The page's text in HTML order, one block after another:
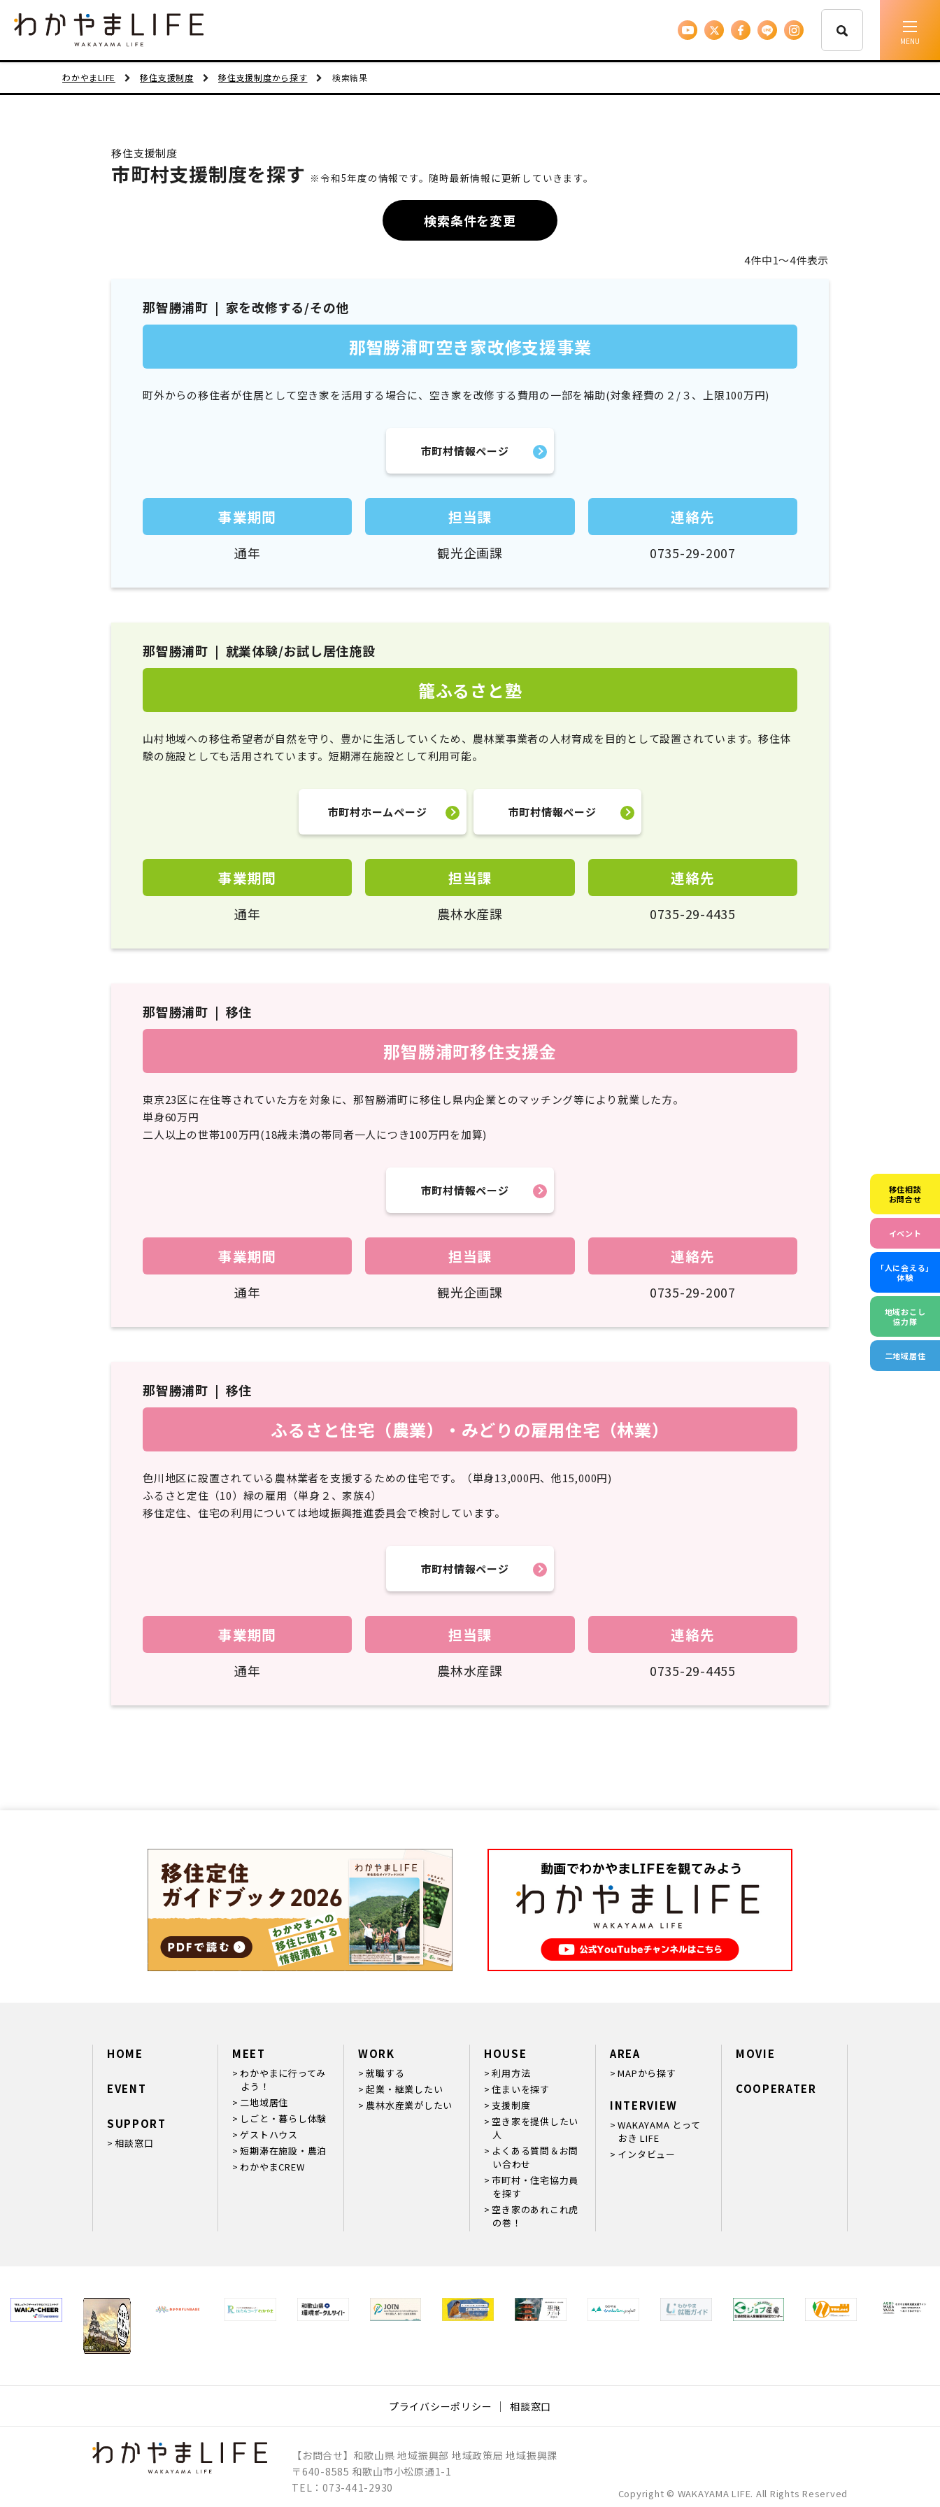
市町村を探す
移住者インタビュー
移住相談
お問合せ
イベント
「人に会える」
体験
地域おこし
協力隊
二地域居住
わかやまLIFE 移住支援制度 移住支援制度から探す 検索結果
移住支援制度
市町村支援制度を探す ※令和5年度の情報です。随時最新情報に更新していきます。
検索条件を変更
4件中1〜4件表示
那智勝浦町 家を改修する/その他
那智勝浦町空き家改修支援事業
町外からの移住者が住居として空き家を活用する場合に、空き家を改修する費用の一部を補助(対象経費の２/３、上限100万円)
市町村情報ページ
事業期間
通年
担当課
観光企画課
連絡先
0735-29-2007
那智勝浦町 就業体験/お試し居住施設
籠ふるさと塾
山村地域への移住希望者が自然を守り、豊かに生活していくため、農林業事業者の人材育成を目的として設置されています。移住体
験の施設としても活用されています。短期滞在施設として利用可能。
市町村ホームページ 市町村情報ページ
事業期間
通年
担当課
農林水産課
連絡先
0735-29-4435
那智勝浦町 移住
那智勝浦町移住支援金
東京23区に在住等されていた方を対象に、那智勝浦町に移住し県内企業とのマッチング等により就業した方。
単身60万円
二人以上の世帯100万円(18歳未満の帯同者一人につき100万円を加算)
市町村情報ページ
事業期間
通年
担当課
観光企画課
連絡先
0735-29-2007
那智勝浦町 移住
ふるさと住宅（農業）・みどりの雇用住宅（林業）
色川地区に設置されている農林業者を支援するための住宅です。（単身13,000円、他15,000円)
ふるさと定住（10）緑の雇用（単身２、家族4）
移住定住、住宅の利用については地域振興推進委員会で検討しています。
市町村情報ページ
事業期間
通年
担当課
農林水産課
連絡先
0735-29-4455
HOME
EVENT
SUPPORT
相談窓口
MEET
わかやまに行ってみ
よう！
二地域居住
しごと・暮らし体験
ゲストハウス
短期滞在施設・農泊
わかやまCREW
WORK
就職する
起業・継業したい
農林水産業がしたい
HOUSE
利用方法
住まいを探す
支援制度
空き家を提供したい
人
よくある質問＆お問
い合わせ
市町村・住宅協力員
を探す
空き家のあれこれ虎
の巻！
AREA
MAPから探す
INTERVIEW
WAKAYAMA とって
おき LIFE
インタビュー
MOVIE
COOPERATER
プライバシーポリシー 相談窓口
【お問合せ】 和歌山県 地域振興部 地域政策局 地域振興課
〒640-8585 和歌山市小松原通1-1
TEL：073-441-2930
Copyright © WAKAYAMA LIFE. All Rights Reserved